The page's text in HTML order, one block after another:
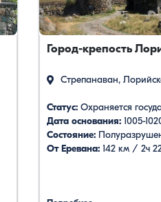
Город-крепость
Стрепанаван,
Статус:Охраняется
Дата основания:1005-
Состояние:
От Еревана:142 км / 2ч